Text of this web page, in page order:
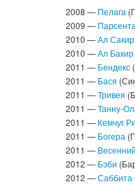
2008 — Пелага
2009 —
2010 —Ал Сакир
2010 —Ал Бакир
2011 — Бендекс
2011 — Бася
2011 —Тривея
2011 —Танну-
2011 — Кемчуг
2011 — Богера
2011 —
2012 — Бэби
2012 —Саббита